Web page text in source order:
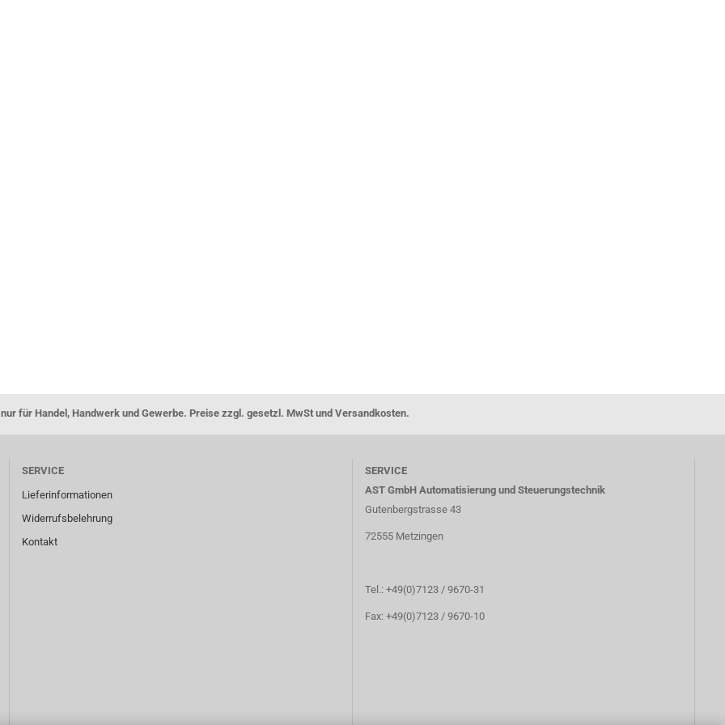
für Handel, Handwerk und Gewerbe. Preise zzgl. gesetzl. MwSt und Versandkosten.
SERVICE
Lieferinformationen
Widerrufsbelehrung
Kontakt
SERVICE
AST GmbH Automatisierung und Steuerungstechnik
Gutenbergstrasse 43
72555 Metzingen
Tel.: +49(0)7123 / 9670-31
Fax: +49(0)7123 / 9670-10